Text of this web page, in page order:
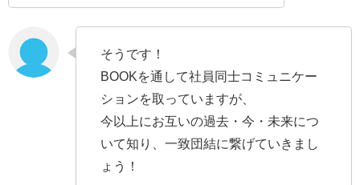
そうです！
BOOKを通して社員同士コミュニケー
ションを取っていますが、
今以上にお互いの過去・今・未来につ
いて知り、一致団結に繋げていきまし
ょう！